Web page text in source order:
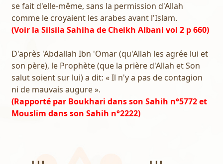
se fait d'elle-même, sans la permission d'Allah
comme le croyaient les arabes avant l'Islam.
(Voir la Silsila Sahiha de Cheikh Albani vol 2 p 660)
D'après 'Abdallah Ibn 'Omar (qu'Allah les agrée lui et
son père), le Prophète (que la prière d'Allah et Son
salut soient sur lui) a dit: « Il n'y a pas de contagion
ni de mauvais augure ».
(Rapporté par Boukhari dans son Sahih n°5772 et
Mouslim dans son Sahih n°2222)